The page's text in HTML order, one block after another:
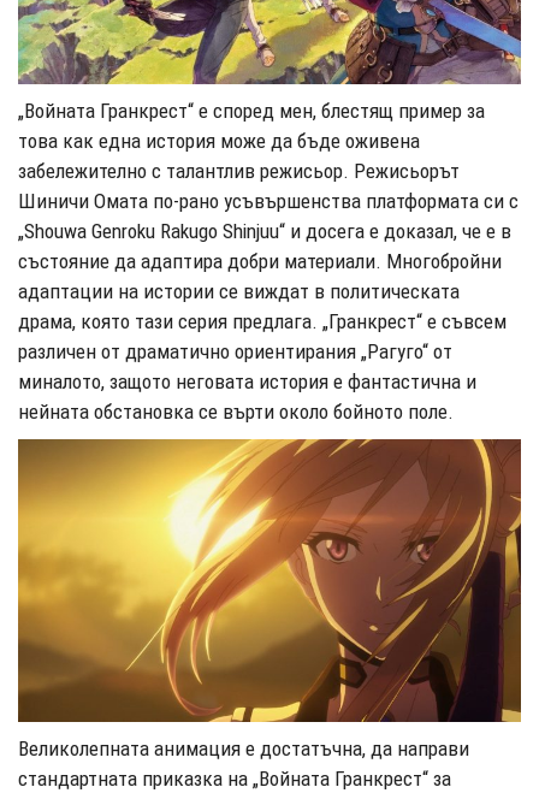
„Войната Гранкрест“ е според мен, блестящ пример за
това как една история може да бъде оживена
забележително с талантлив режисьор. Режисьорът
Шиничи Омата по-рано усъвършенства платформата си с
„Shouwa Genroku Rakugo Shinjuu“ и досега е доказал, че е в
състояние да адаптира добри материали. Многобройни
адаптации на истории се виждат в политическата
драма, която тази серия предлага. „Гранкрест“ е съвсем
различен от драматично ориентирания „Рагуго“ от
миналото, защото неговата история е фантастична и
нейната обстановка се върти около бойното поле.
Великолепната анимация е достатъчна, да направи
стандартната приказка на „Войната Гранкрест“ за